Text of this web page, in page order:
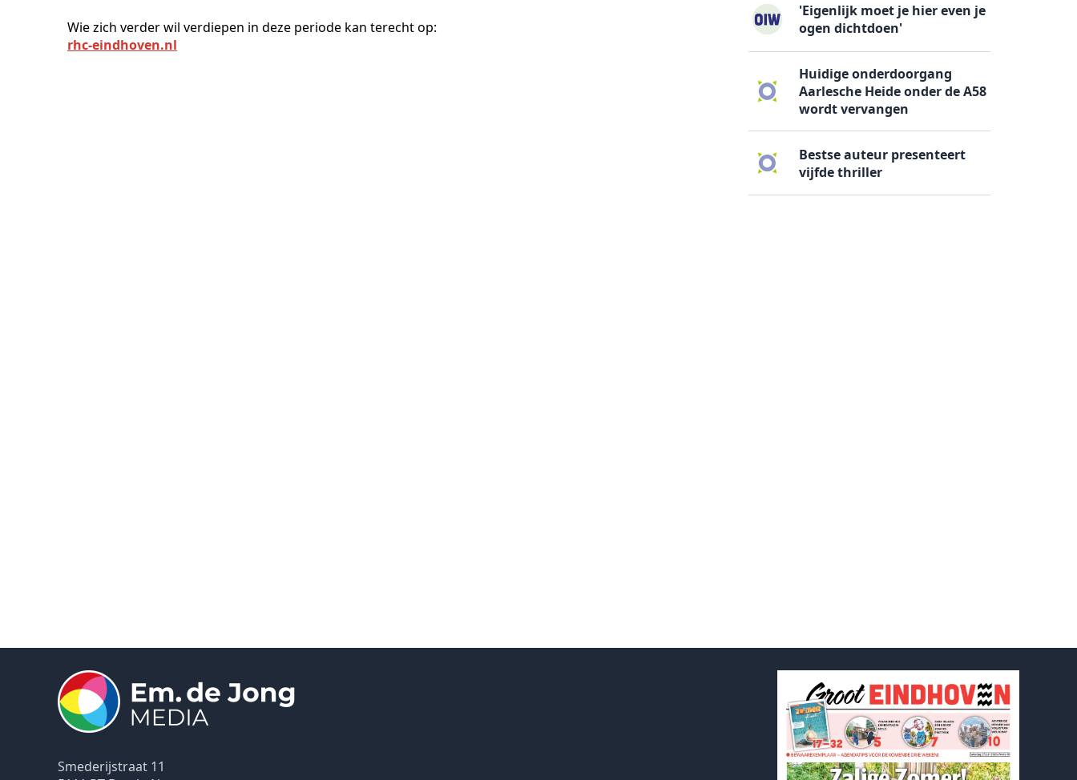
Wie zich verder wil verdiepen in deze periode kan terecht op:
rhc-eindhoven.nl
'Eigenlijk moet je hier even je
ogen dichtdoen'
Huidige onderdoorgang
Aarlesche Heide onder de A58
wordt vervangen
Bestse auteur presenteert
vijfde thriller
Smederijstraat 11